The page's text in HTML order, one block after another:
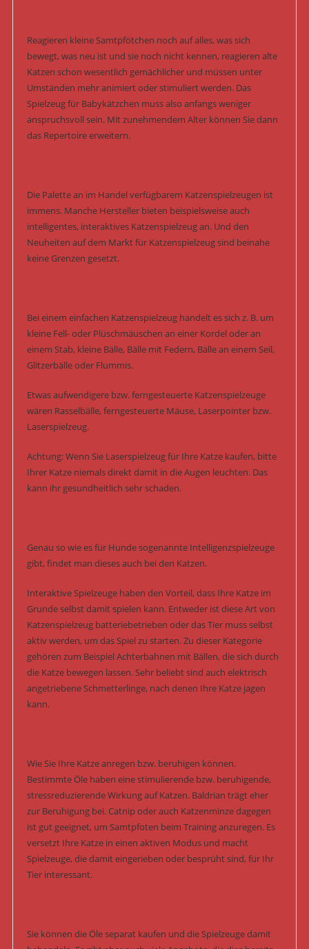
Reagieren kleine Samtpfötchen noch auf alles, was sich
bewegt, was neu ist und sie noch nicht kennen, reagieren alte
Katzen schon wesentlich gemächlicher und müssen unter
Umständen mehr animiert oder stimuliert werden. Das
Spielzeug für Babykätzchen muss also anfangs weniger
anspruchsvoll sein. Mit zunehmendem Alter können Sie dann
das Repertoire erweitern.
Die Palette an im Handel verfügbarem Katzenspielzeugen ist
immens. Manche Hersteller bieten beispielsweise auch
intelligentes, interaktives Katzenspielzeug an. Und den
Neuheiten auf dem Markt für Katzenspielzeug sind beinahe
keine Grenzen gesetzt.
Bei einem einfachen Katzenspielzeug handelt es sich z. B. um
kleine Fell- oder Plüschmäuschen an einer Kordel oder an
einem Stab, kleine Bälle, Bälle mit Federn, Bälle an einem Seil,
Glitzerbälle oder Flummis.
Etwas aufwendigere bzw. ferngesteuerte Katzenspielzeuge
wären Rasselbälle, ferngesteuerte Mäuse, Laserpointer bzw.
Laserspielzeug.
Achtung: Wenn Sie Laserspielzeug für Ihre Katze kaufen, bitte
Ihrer Katze niemals direkt damit in die Augen leuchten. Das
kann ihr gesundheitlich sehr schaden.
Genau so wie es für Hunde sogenannte Intelligenzspielzeuge
gibt, findet man dieses auch bei den Katzen.
Interaktive Spielzeuge haben den Vorteil, dass Ihre Katze im
Grunde selbst damit spielen kann. Entweder ist diese Art von
Katzenspielzeug batteriebetrieben oder das Tier muss selbst
aktiv werden, um das Spiel zu starten. Zu dieser Kategorie
gehören zum Beispiel Achterbahnen mit Bällen, die sich durch
die Katze bewegen lassen. Sehr beliebt sind auch elektrisch
angetriebene Schmetterlinge, nach denen Ihre Katze jagen
kann.
Wie Sie Ihre Katze anregen bzw. beruhigen können.
Bestimmte Öle haben eine stimulierende bzw. beruhigende,
stressreduzierende Wirkung auf Katzen. Baldrian trägt eher
zur Beruhigung bei. Catnip oder auch Katzenminze dagegen
ist gut geeignet, um Samtpfoten beim Training anzuregen. Es
versetzt Ihre Katze in einen aktiven Modus und macht
Spielzeuge, die damit eingerieben oder besprüht sind, für Ihr
Tier interessant.
Sie können die Öle separat kaufen und die Spielzeuge damit